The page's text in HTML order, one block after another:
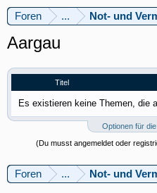
Foren ... Not- und
Aargau
Titel
Es existieren keine Themen, die
Optionen für
(Du musst angemeldet oder
Foren ... Not- und